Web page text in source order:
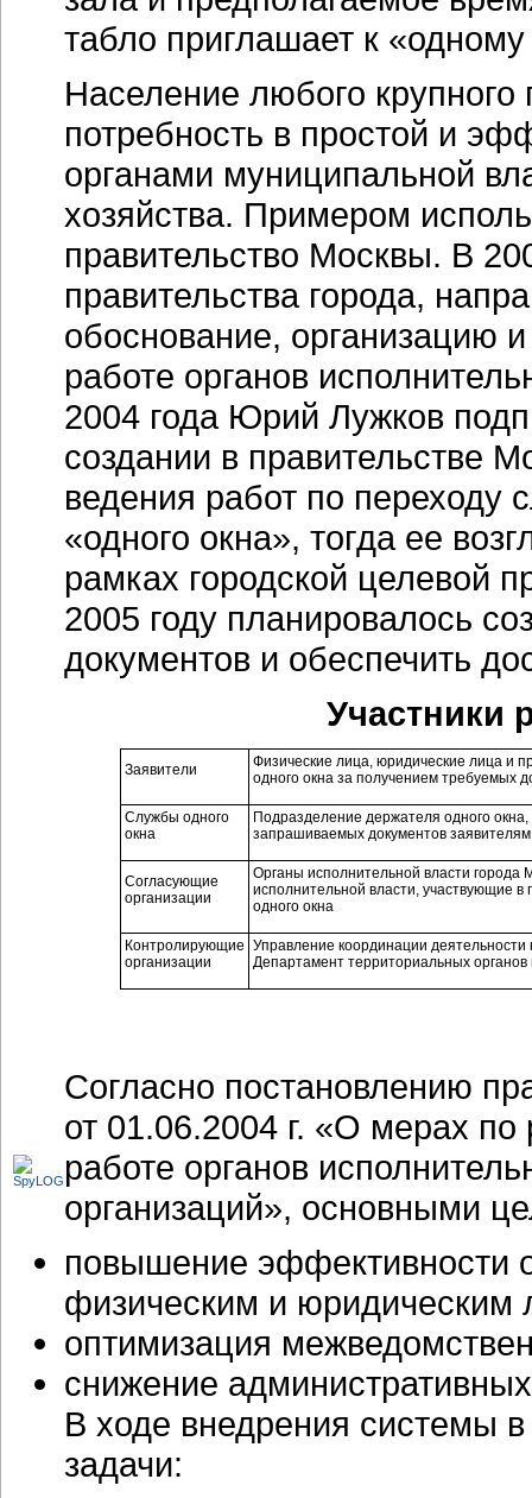
табло приглашает к «одному
Население любого
потребность в простой и
органами муниципальной
хозяйства. Примером
правительство Москвы. В
правительства города,
обоснование, организацию
работе органов
2004 года Юрий Лужков
создании в правительстве
ведения работ по переходу
«одного окна», тогда ее
рамках городской целевой
2005 году планировалось
документов и обеспечить
Участники
Заявители
Физические лица, юридические лица и
одного окна за получением требуемых
Службы одного
окна
Подразделение держателя одного
запрашиваемых документов
Согласующие
организации
Органы исполнительной власти города
исполнительной власти, участвующие
одного окна
Контролирующие
организации
Управление координации деятельности
Департамент территориальных
Согласно постановлению
от 01.06.2004 г. «О мерах
работе органов
организаций», основными
повышение эффективности
физическим и юридическим
оптимизация
снижение
В ходе внедрения системы
задачи: